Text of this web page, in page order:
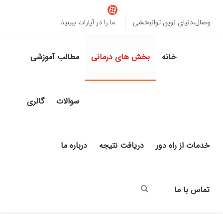
وصال،دنیای نوین توانبخشی ما را در آپارات ببینید
خانه بخش های درمانی مطالب آموزشی
سوالات گالری
خدمات از راه دور دریافت نتیجه درباره ما
تماس با ما